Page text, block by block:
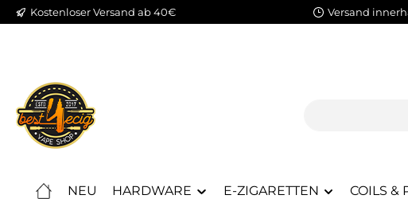
Hauptinhalt springen
Zur Suche springen
Zur Hauptnavigation springen
Kostenloser Versand ab 40€ Versand
NEU HARDWARE E-ZIGARETTEN COILS &